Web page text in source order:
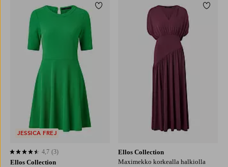
Ellos Collection
4,7 perustuen 3 arvosanaan
4,7 (3)
JESSICA FREJ
Lisää suosikkeihin
LXL
Ellos Collection
Maximekko korkealla halkiolla
Lisää